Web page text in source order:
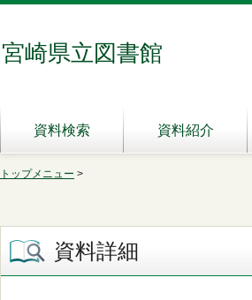
宮崎県立図書館
資料検索 資料紹介
トップメニュー >
資料詳細